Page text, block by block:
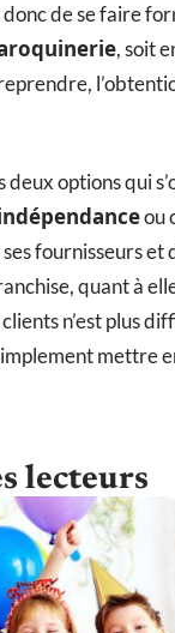
de se faire
, soit
options qui
ou
fournisseurs et
quant à
n’est plus
lecteurs